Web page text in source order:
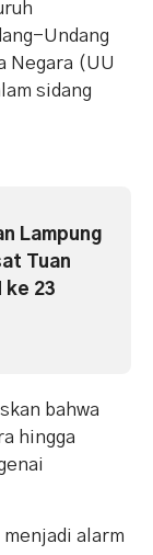
Undang
Negara (UU
sidang
Lampung
Tuan
ke 23
bahwa
hingga
alarm